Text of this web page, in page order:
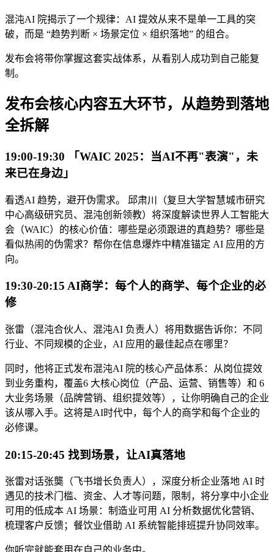
混沌AI 院揭示了一个规律：AI 提效从来不是单一工具的突
破，而是 “趋势判断 × 场景定位 × 组织落地” 的组合。
发布会将带你掌握这套实战体系，从看别人成功到自己能复
制。
发布会核心内容五大环节，从趋势到落地
全拆解
19:00-19:30 「WAIC 2025：当AI不再"表演"，未
来已在身边」
看透AI 趋势，避开伪需求。 邱肃川（复旦大学智慧城市研究
中心高级研究员、混沌创新领教）将深度解读世界人工智能大
会（WAIC）的核心价值：哪些是必须跟进的真趋势？哪些是
看似热闹的伪需求？帮你在信息爆炸中精准锚定 AI 应用的方
向。
19:30-20:15 AI商学：每个人的商学、每个企业的必
修
张雷（混沌合伙人、混沌AI 负责人）将用数据告诉你：不同
行业、不同规模的企业，AI 应用的最佳起点在哪里？
同时，他将正式发布混沌AI 院的核心产品体系：从岗位提效
到业务重构，覆盖6 大核心岗位（产品、运营、销售等）和 6
大业务场景（品牌营销、组织提效等），让你明确自己的企业
该从哪入手。这将是AI时代中，每个人的商学和每个企业的
必修课。
20:15-20:45 找到场景，让AI真落地
张雷对话张龑（飞书增长负责人），深度分析企业落地 AI 时
遇见的技术门槛、资金、人才等问题，限制，将分享中小企业
可用的低成本 AI 场景：制造业可用 AI 分析数据优化营销、
梳理客户反馈；餐饮业借助 AI 系统智能排班提升协同效率。